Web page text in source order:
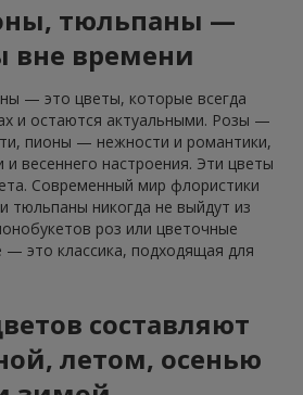
тюльпаны —
вне времени
— это цветы, которые всегда
и остаются актуальными. Розы —
пионы — нежности и романтики,
весеннего настроения. Эти цветы
Современный мир флористики
тюльпаны никогда не выйдут из
роз или цветочные
— это классика, подходящая для
составляют
летом, осенью